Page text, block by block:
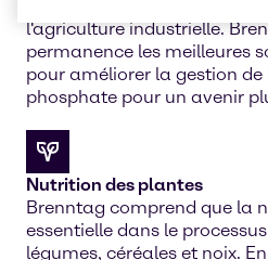
l'agriculture industrielle.
permanence les meilleures
pour améliorer la gestion de
phosphate pour un avenir
Nutrition des plantes
Brenntag comprend que la
essentielle dans le
légumes, céréales et noix.